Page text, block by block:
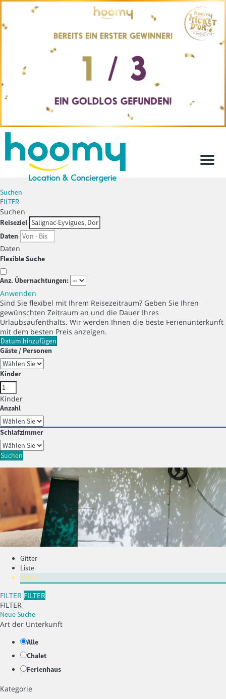
Menu
Suchen
FILTER
Suchen
Reiseziel
Daten
Daten
Flexible Suche
Anz. Übernachtungen:
Anwenden
Sind Sie flexibel mit Ihrem Reisezeitraum? Geben Sie Ihren
gewünschten Zeitraum an und die Dauer Ihres
Urlaubsaufenthalts. Wir werden Ihnen die beste Ferienunterkunft
mit dem besten Preis anzeigen.
Datum hinzufügen
Gäste / Personen
Kinder
Kinder
Anzahl
Schlafzimmer
Suchen
Gitter
Liste
Karte
FILTER FILTER
FILTER
Neue Suche
Art der Unterkunft
Alle
Chalet
Ferienhaus
Kategorie